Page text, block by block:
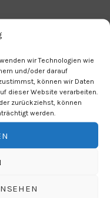
wir Technologien wie
und/oder darauf
können wir Daten
dieser Website verarbeiten.
zurückziehst, können
werden.
S-Bahnstation
Cookies zu